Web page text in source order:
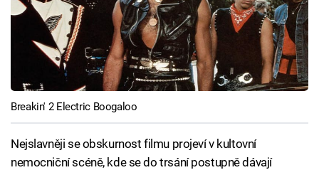
Breakin' 2 Electric Boogaloo
Nejslavněji se obskurnost filmu projeví v kultovní
nemocniční scéně, kde se do trsání postupně dávají